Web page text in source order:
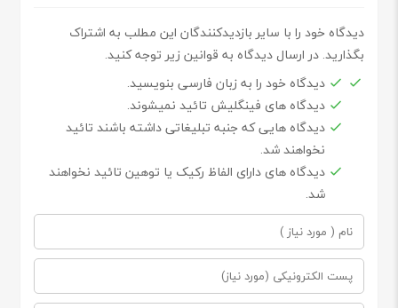
دیدگاه خود را با سایر بازدیدکنندگان این مطلب به اشتراک
بگذارید. در ارسال دیدگاه به قوانین زیر توجه کنید.
دیدگاه خود را به زبان فارسی بنویسید.
دیدگاه های فینگلیش تائید نمیشوند.
دیدگاه هایی که جنبه تبلیغاتی داشته باشند تائید
نخواهند شد.
دیدگاه های دارای الفاظ رکیک یا توهین تائید نخواهند
شد.